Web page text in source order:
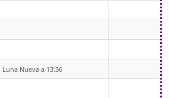
Luna Nueva a 13:36